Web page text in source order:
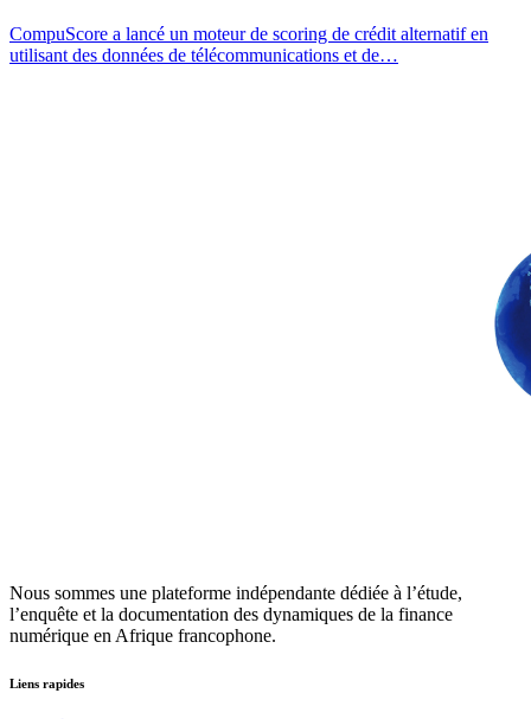
CompuScore a lancé un moteur de scoring de crédit alternatif en
utilisant des données de télécommunications et de…
Nous sommes une plateforme indépendante dédiée à l’étude,
l’enquête et la documentation des dynamiques de la finance
numérique en Afrique francophone.
Liens rapides